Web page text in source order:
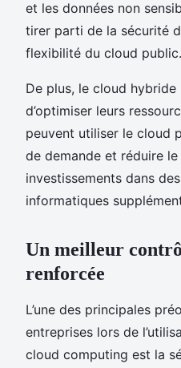
et les données non
tirer parti de la sécurité
flexibilité du cloud public.
De plus, le cloud
d’optimiser leurs
peuvent utiliser le cloud
de demande et réduire
investissements dans
informatiques
Un meilleur
renforcée
L’une des principales
entreprises lors de
cloud computing est la